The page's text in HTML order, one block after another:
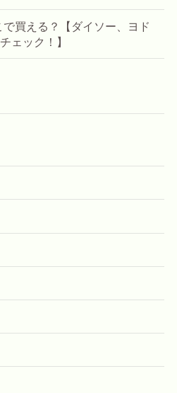
買える？【ダイソー、ヨド
ェック！】